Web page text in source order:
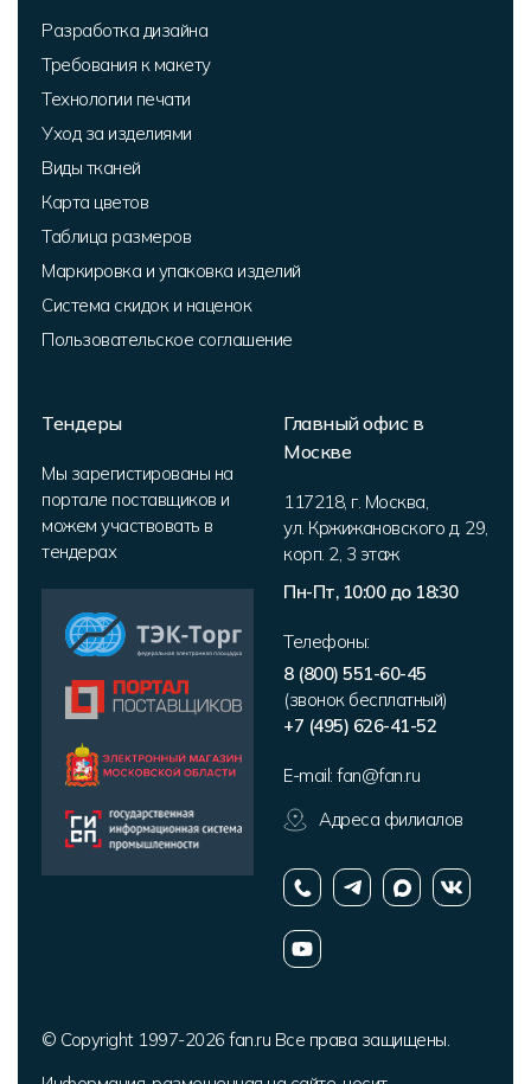
Разработка дизайна
Требования к макету
Технологии печати
Уход за изделиями
Виды тканей
Карта цветов
Таблица размеров
Маркировка и упаковка изделий
Система скидок и наценок
Пользовательское соглашение
Тендеры
Мы зарегистированы на
портале поставщиков и
можем участвовать в
тендерах
Главный офис в
Москве
117218, г. Москва,
ул. Кржижановского д. 29,
корп. 2, 3 этаж
Пн-Пт, 10:00 до 18:30
Телефоны:
8 (800) 551-60-45
(звонок бесплатный)
+7 (495) 626-41-52
E-mail: fan@fan.ru
Адреса филиалов
© Copyright 1997-2026 fan.ru Все права защищены.